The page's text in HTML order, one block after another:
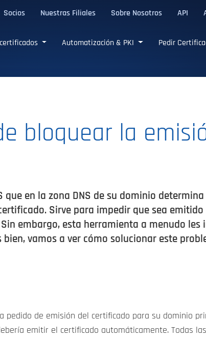
Socios Nuestras Filiales Sobre Nosotros API
Automatización & PKI Pedir
bloquear la
que en la zona DNS de su dominio
Sirve para impedir que sea
embargo, esta herramienta a menudo les
vamos a ver cómo solucionar este
pedido de emisión del certificado para su dominio
emitir el certificado automáticamente. Todas